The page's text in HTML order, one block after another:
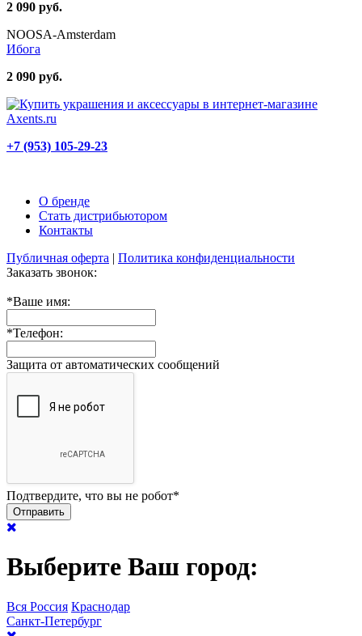
2 090 руб.
NOOSA-Amsterdam
Ибога
2 090 руб.
+7 (953) 105-29-23
О бренде
Стать дистрибьютором
Контакты
Публичная оферта | Политика конфиденциальности
Заказать звонок:
*Ваше имя:
*Телефон:
Защита от автоматических сообщений
Подтвердите, что вы не робот*
Выберите Ваш город:
Вся Россия Краснодар
Санкт-Петербург